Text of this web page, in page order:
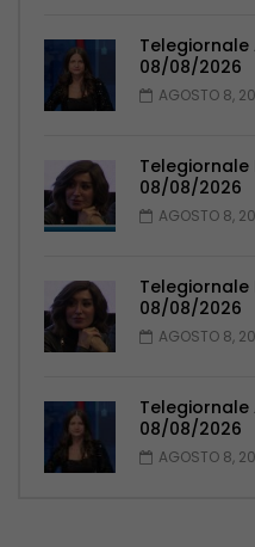
Telegiornale
08/08/2026
AGOSTO 8,
Telegiornale
08/08/2026
AGOSTO 8,
Telegiornale
08/08/2026
AGOSTO 8,
Telegiornale
08/08/2026
AGOSTO 8,